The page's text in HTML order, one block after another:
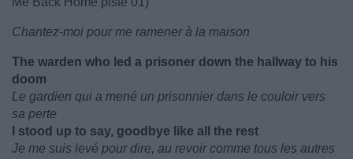
Chantez-moi pour me ramener à la maison
The warden who led a prisoner down the hallway to his
doom
Le gardien qui a mené un prisonnier dans le couloir vers
sa perte
I stood up to say, goodbye like all the rest
Je me suis levé pour dire, au revoir comme tous les autres